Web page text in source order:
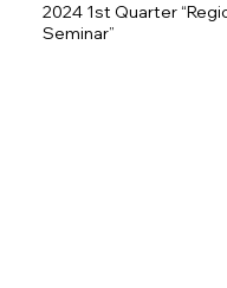
2024 1st Quarter
Seminar”